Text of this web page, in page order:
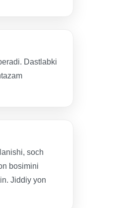
Dastlabki
soch
bosimini
Jiddiy yon